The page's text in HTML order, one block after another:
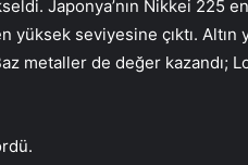
Japonya’nın Nikkei 225
seviyesine çıktı. Altın
metaller de değer kazandı;